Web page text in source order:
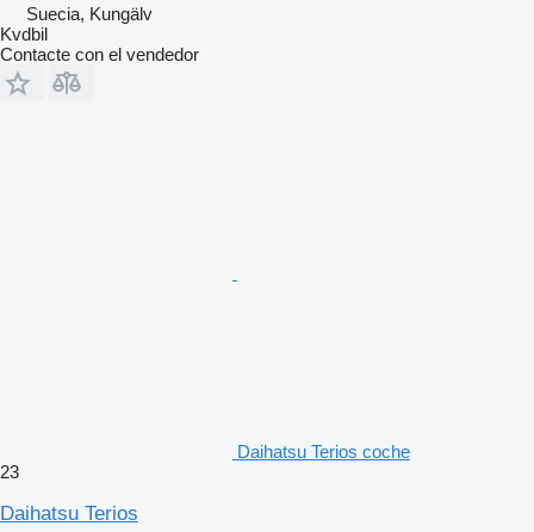
Suecia, Kungälv
Kvdbil
Contacte con el vendedor
Daihatsu Terios coche
23
Daihatsu Terios